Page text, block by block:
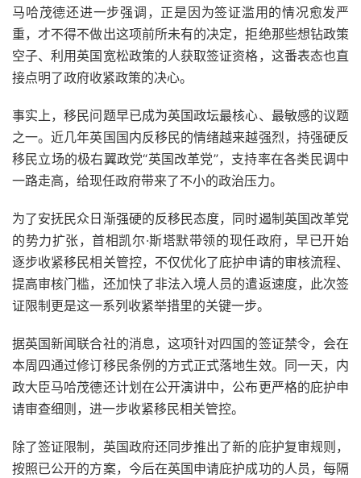
马哈茂德还进一步强调，正是因为签证滥用的情况愈发严
重，才不得不做出这项前所未有的决定，拒绝那些想钻政策
空子、利用英国宽松政策的人获取签证资格，这番表态也直
接点明了政府收紧政策的决心。
事实上，移民问题早已成为英国政坛最核心、最敏感的议题
之一。近几年英国国内反移民的情绪越来越强烈，持强硬反
移民立场的极右翼政党“英国改革党”，支持率在各类民调中
一路走高，给现任政府带来了不小的政治压力。
为了安抚民众日渐强硬的反移民态度，同时遏制英国改革党
的势力扩张，首相凯尔·斯塔默带领的现任政府，早已开始
逐步收紧移民相关管控，不仅优化了庇护申请的审核流程、
提高审核门槛，还加快了非法入境人员的遣返速度，此次签
证限制更是这一系列收紧举措里的关键一步。
据英国新闻联合社的消息，这项针对四国的签证禁令，会在
本周四通过修订移民条例的方式正式落地生效。同一天，内
政大臣马哈茂德还计划在公开演讲中，公布更严格的庇护申
请审查细则，进一步收紧移民相关管控。
除了签证限制，英国政府还同步推出了新的庇护复审规则，
按照已公开的方案，今后在英国申请庇护成功的人员，每隔